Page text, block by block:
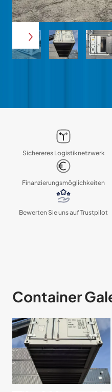
Sichereres Logistik­netzwerk
Finanzierungs­möglichkeiten
Bewerten Sie uns auf Trustpilot
Container